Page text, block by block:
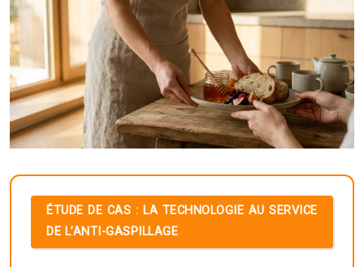
ÉTUDE DE CAS : LA TECHNOLOGIE AU SERVICE
DE L’ANTI-GASPILLAGE